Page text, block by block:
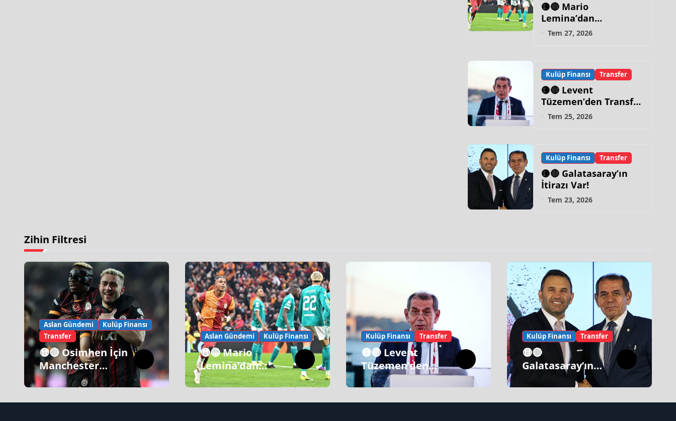
🟡🔴 Mario
Lemina’dan
Galatasaray İtirafı!
Tem 27, 2026
Kulüp Finansı Transfer
🟡🔴 Levent
Tüzemen’den Transfer
Sözleri:
Tem 25, 2026
Kulüp Finansı Transfer
🟡🔴 Galatasaray’ın
İtirazı Var!
Tem 23, 2026
Zihin Filtresi
Aslan Gündemi
Kulüp Finansı
Transfer
🟡🔴 Osimhen İçin
Manchester
United Israrı!
Aslan Gündemi Kulüp Finansı
🟡🔴 Mario
Lemina’dan
Galatasaray
İtirafı!
Kulüp Finansı Transfer
🟡🔴 Levent
Tüzemen’den
Transfer Sözleri:
“Galatasaray’ın
Zirve Yapacağı
Kulüp Finansı Transfer
🟡🔴
Galatasaray’ın
İtirazı Var!